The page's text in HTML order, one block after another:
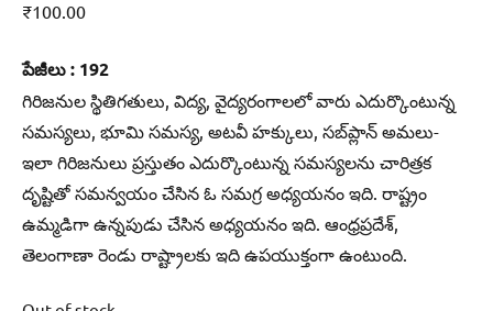
based on
₹100.00
పేజీలు : 192
గిరిజనుల స్థితిగతులు, విద్య, వైద్యరంగాలలో వారు ఎదుర్కొంటున్న
సమస్యలు, భూమి సమస్య, అటవీ హక్కులు, సబ్‌ప్లాన్‌ అమలు-
ఇలా గిరిజనులు ప్రస్తుతం ఎదుర్కొంటున్న సమస్యలను చారిత్రక
దృష్టితో సమన్వయం చేసిన ఓ సమగ్ర అధ్యయనం ఇది. రాష్ట్రం
ఉమ్మడిగా ఉన్నపుడు చేసిన అధ్యయనం ఇది. ఆంధ్రప్రదేశ్‌,
తెలంగాణా రెండు రాష్ట్రాలకు ఇది ఉపయుక్తంగా ఉంటుంది.